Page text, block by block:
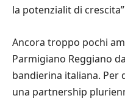
la potenzialit di
Ancora troppo pochi
Parmigiano Reggiano
bandierina italiana. Per
una partnership